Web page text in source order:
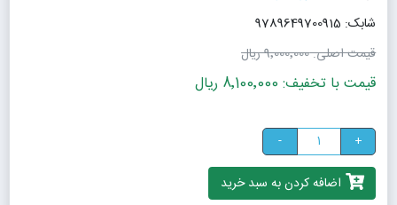
شابک: 9789649700915
قیمت اصلی:9٬000٬000 ریال
قیمت با تخفیف: 8٬100٬000 ریال
+
-
اضافه کردن به سبد خرید